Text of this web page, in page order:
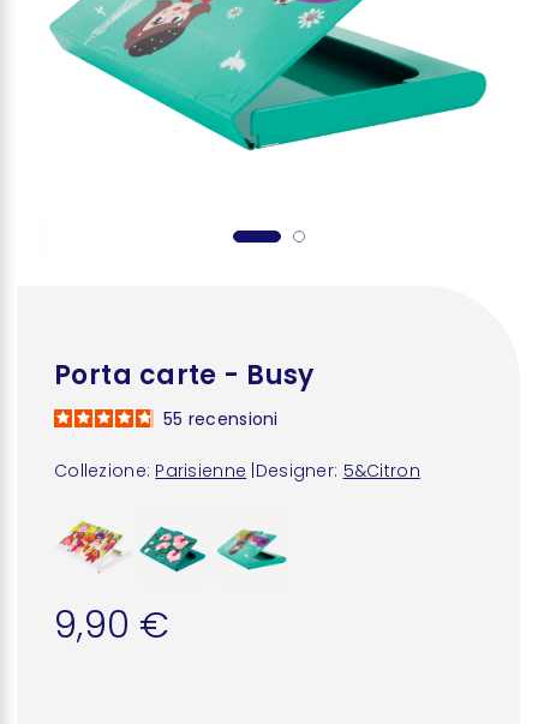
Porta carte - Busy
Collezione: Parisienne Designer: 5&Citron
55 recensioni
9,90 €